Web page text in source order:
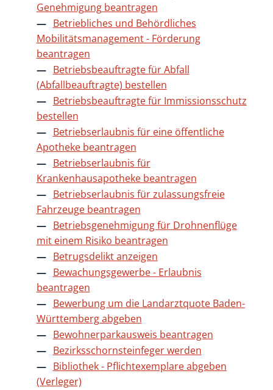
Genehmigung beantragen
Betriebliches und Behördliches
Mobilitätsmanagement - Förderung
beantragen
Betriebsbeauftragte für Abfall
(Abfallbeauftragte) bestellen
Betriebsbeauftragte für Immissionsschutz
bestellen
Betriebserlaubnis für eine öffentliche
Apotheke beantragen
Betriebserlaubnis für
Krankenhausapotheke beantragen
Betriebserlaubnis für zulassungsfreie
Fahrzeuge beantragen
Betriebsgenehmigung für Drohnenflüge
mit einem Risiko beantragen
Betrugsdelikt anzeigen
Bewachungsgewerbe - Erlaubnis
beantragen
Bewerbung um die Landarztquote Baden-
Württemberg abgeben
Bewohnerparkausweis beantragen
Bezirksschornsteinfeger werden
Bibliothek - Pflichtexemplare abgeben
(Verleger)